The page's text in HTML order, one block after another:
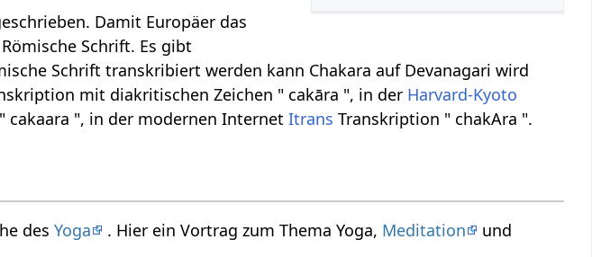
Damit Europäer das
Schrift. Es gibt
Schrift transkribiert werden kann Chakara auf Devanagari wird
mit diakritischen Zeichen " cakāra ", in der Harvard-Kyoto
cakaara ", in der modernen InternetItrans Transkription " chakAra ".
desYoga . Hier ein Vortrag zum Thema Yoga, Meditation
und